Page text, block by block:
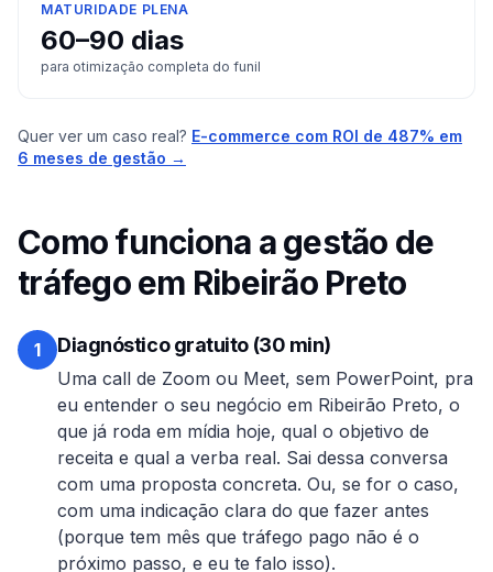
MATURIDADE PLENA
60–90 dias
para otimização completa do funil
Quer ver um caso real? E-commerce com ROI de 487% em
6 meses de gestão →
Como funciona a gestão de
tráfego em Ribeirão Preto
1 Diagnóstico gratuito (30 min)
Uma call de Zoom ou Meet, sem PowerPoint, pra
eu entender o seu negócio em Ribeirão Preto, o
que já roda em mídia hoje, qual o objetivo de
receita e qual a verba real. Sai dessa conversa
com uma proposta concreta. Ou, se for o caso,
com uma indicação clara do que fazer antes
(porque tem mês que tráfego pago não é o
próximo passo, e eu te falo isso).